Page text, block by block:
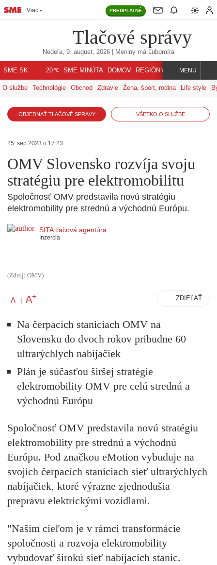
Viac PREDPLATNÉ
Tlačové správy
Nedeľa, 9. august, 2026 | Meniny má Ľubomíra
SME.SK 20℃ SME MINÚTA DOMOV REGIÓNY INDEX SVET
MENU
O službe Technológie Obchod Zdravie Žena, šport, rodina Life style
OBJEDNAŤ TLAČOVÉ SPRÁVY VŠETKO O SLUŽBE
25. sep 2023 o 17:23
OMV Slovensko rozvíja svoju
stratégiu pre elektromobilitu
Spoločnosť OMV predstavila novú stratégiu
elektromobility pre strednú a východnú Európu.
SITA tlačová agentúra
Inzercia
(Zdroj: OMV)
A- | A+ ZDIEĽAŤ
Na čerpacích staniciach OMV na
Slovensku do dvoch rokov pribudne 60
ultrarýchlych nabíjačiek
Plán je súčasťou širšej stratégie
elektromobility OMV pre celú strednú a
východnú Európu
Spoločnosť OMV predstavila novú stratégiu
elektromobility pre strednú a východnú
Európu. Pod značkou eMotion vybuduje na
svojich čerpacích staniciach sieť ultrarýchlych
nabíjačiek, ktoré výrazne zjednodušia
prepravu elektrickými vozidlami.
"Naším cieľom je v rámci transformácie
spoločnosti a rozvoja elektromobility
vybudovať širokú sieť nabíjacích staníc.